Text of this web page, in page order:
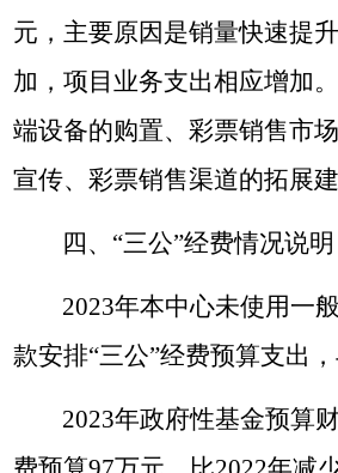
元，主要原因是销量快速提
加，项目业务支出相应增加
端设备的购置、彩票销售市
宣传、彩票销售渠道的拓展建
四、 “三公”经费情况说明
2023年本中心未使用一
款安排“三公”经费预算支出，
2023年政府性基金预算